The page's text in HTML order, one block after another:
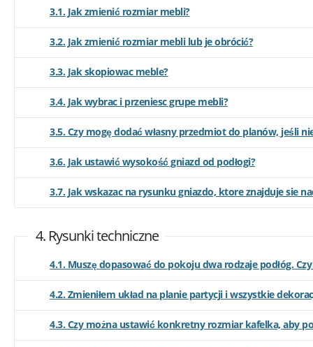
3.1. Jak zmienić rozmiar mebli?
3.2. Jak zmienić rozmiar mebli lub je obrócić?
3.3. Jak skopiowac meble?
3.4. Jak wybrac i przeniesc grupe mebli?
3.5. Czy mogę dodać własny przedmiot do planów, jeśli
3.6. Jak ustawić wysokość gniazd od podłogi?
3.7. Jak wskazac na rysunku gniazdo, ktore znajduje sie
4. Rysunki techniczne
4.1. Muszę dopasować do pokoju dwa rodzaje podłóg.
4.2. Zmieniłem układ na planie partycji i wszystkie
4.3. Czy można ustawić konkretny rozmiar kafelka, aby